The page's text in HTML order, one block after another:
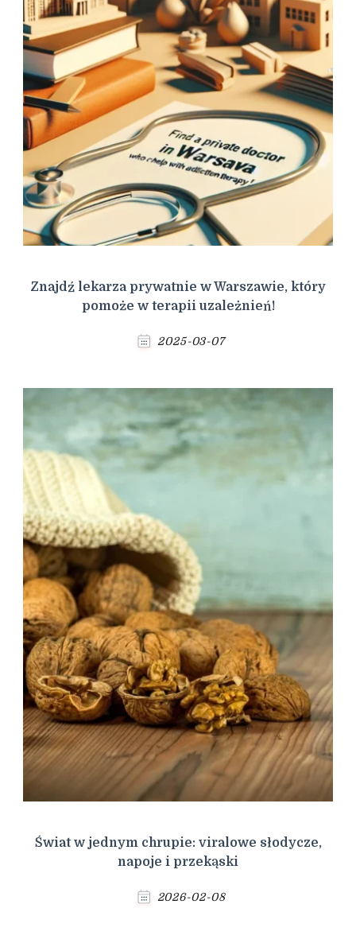
Znajdź lekarza prywatnie w Warszawie, który
pomoże w terapii uzależnień!
2025-03-07
Świat w jednym chrupie: viralowe słodycze,
napoje i przekąski
2026-02-08